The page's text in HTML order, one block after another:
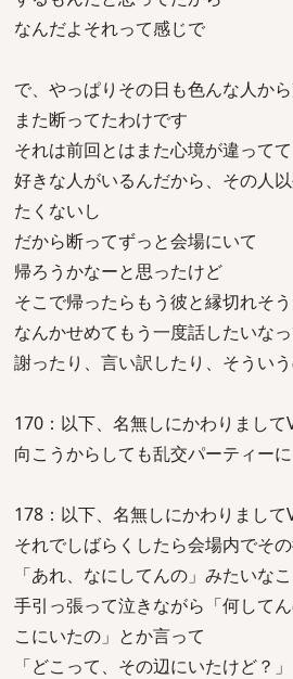
なんだよそれって感じで
で、やっぱりその日も色んな人か
また断ってたわけです
それは前回とはまた心境が違ってて
好きな人がいるんだから、その人
たくないし
だから断ってずっと会場にいて
帰ろうかなーと思ったけど
そこで帰ったらもう彼と縁切れそ
なんかせめてもう一度話したいな
謝ったり、言い訳したり、そうい
170：以下、名無しにかわりまして
向こうからしても乱交パーティー
178：以下、名無しにかわりまして
それでしばらくしたら会場内でそ
「あれ、なにしてんの」みたいな
手引っ張って泣きながら「何して
こにいたの」とか言って
「どこって、その辺にいたけど？」